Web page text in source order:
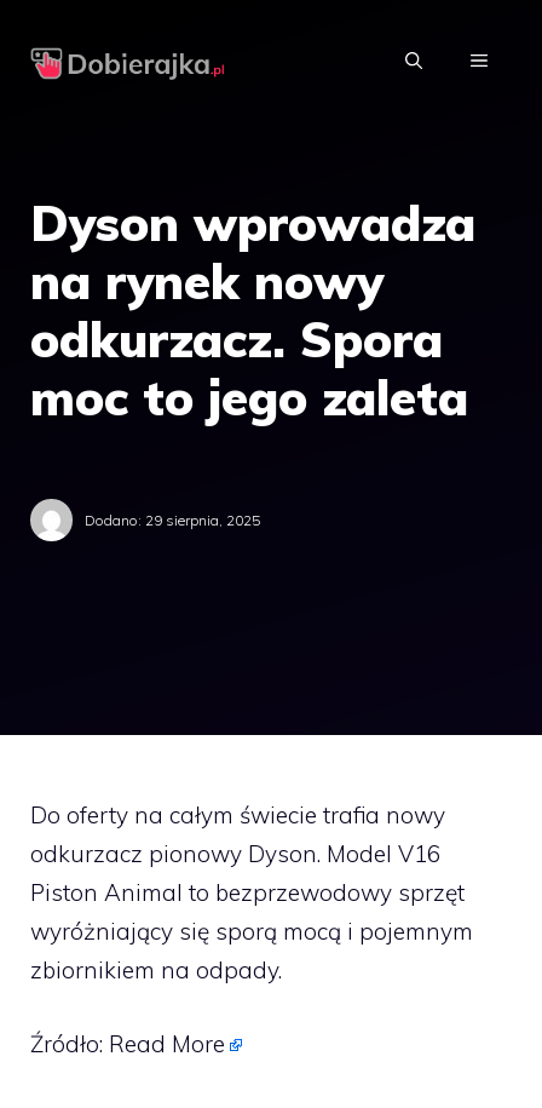
MENU
Dyson wprowadza
na rynek nowy
odkurzacz. Spora
moc to jego zaleta
Dodano: 29 sierpnia, 2025
Do oferty na całym świecie trafia nowy
odkurzacz pionowy Dyson. Model V16
Piston Animal to bezprzewodowy sprzęt
wyróżniający się sporą mocą i pojemnym
zbiornikiem na odpady.
Źródło: Read More